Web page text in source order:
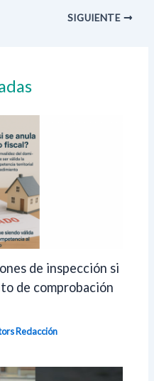
SIGUIENTE
de inspección si
de comprobación
Redacción